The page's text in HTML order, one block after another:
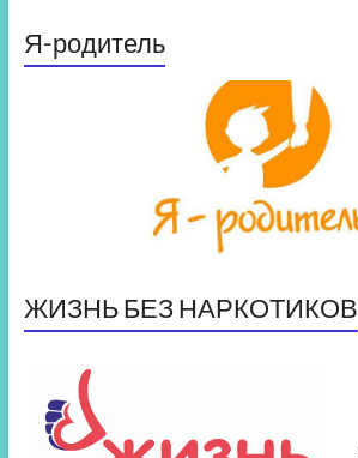
Я-родитель
ЖИЗНЬ БЕЗ НАРКОТИКОВ